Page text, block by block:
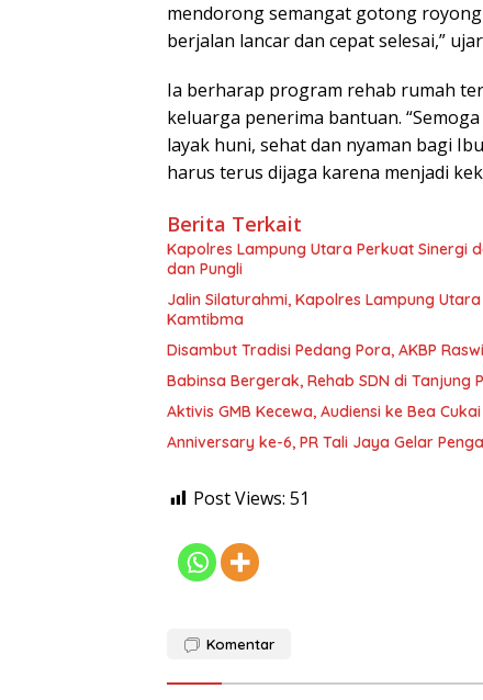
mendorong semangat gotong
berjalan lancar dan cepat selesai,”
Ia berharap program rehab rumah
keluarga penerima bantuan.
layak huni, sehat dan nyaman bagi
harus terus dijaga karena menjadi
Berita Terkait
Kapolres Lampung Utara Perkuat Sinergi
dan Pungli
Jalin Silaturahmi, Kapolres Lampung
Kamtibma
Disambut Tradisi Pedang Pora, AKBP
Babinsa Bergerak, Rehab SDN di Tanjung
Aktivis GMB Kecewa, Audiensi ke Bea
Anniversary ke-6, PR Tali Jaya Gelar
Post Views: 51
Komentar